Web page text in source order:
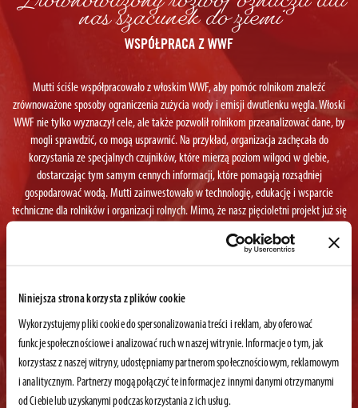
Niniejsza strona korzysta z plików cookie
Wykorzystujemy pliki cookie do spersonalizowania treści i reklam, aby oferować
funkcje społecznościowe i analizować ruch w naszej witrynie. Informacje o tym, jak
korzystasz z naszej witryny, udostępniamy partnerom społecznościowym, reklamowym
i analitycznym. Partnerzy mogą połączyć te informacje z innymi danymi otrzymanymi
od Ciebie lub uzyskanymi podczas korzystania z ich usług.
nas szacunek do ziemi
WSPÓŁPRACA Z WWF
Mutti ściśle współpracowało z włoskim WWF, aby pomóc rolnikom znaleźć
zrównoważone sposoby ograniczenia zużycia wody i emisji dwutlenku węgla. Włoski
WWF nie tylko wyznaczył cele, ale także pozwolił rolnikom przeanalizować dane, by
mogli sprawdzić, co mogą usprawnić. Na przykład, organizacja zachęcała do
korzystania ze specjalnych czujników, które mierzą poziom wilgoci w glebie,
dostarczając tym samym cennych informacji, które pomagają rozsądniej
gospodarować wodą. Mutti zainwestowało w technologię, edukację i wsparcie
techniczne dla rolników i organizacji rolnych. Mimo, że nasz pięcioletni projekt już się
środowisko i poprawę każdego etapu naszej produkcji.
WYNIKI: